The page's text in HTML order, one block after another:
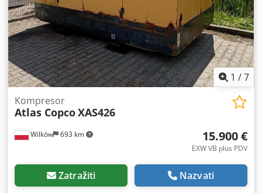
1 /7
Wilków 693 km
Kompresor
Atlas CopcoXAS426
15.900 €
EXW VB plus PDV
Zatražiti Nazvati